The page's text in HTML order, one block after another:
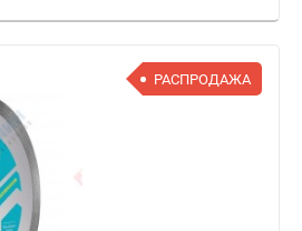
РАСПРОДАЖА